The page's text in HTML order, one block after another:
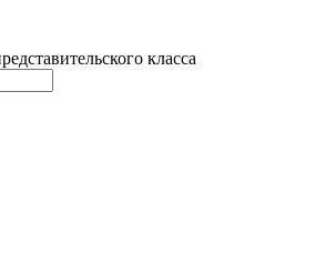
класса